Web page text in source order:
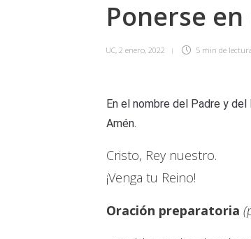
Ponerse
UC, 2 enero, 2022 5 min de
En el nombre del Padre y
Amén.
Cristo, Rey nuestro.
¡Venga tu Reino!
Oración preparatoria